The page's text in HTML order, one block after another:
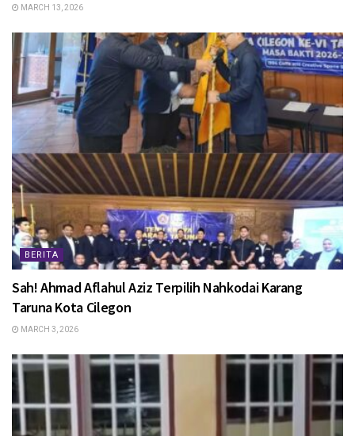
MARCH 13, 2026
BERITA
Sah! Ahmad Aflahul Aziz Terpilih Nahkodai Karang
Taruna Kota Cilegon
MARCH 3, 2026